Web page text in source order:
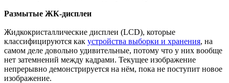
Размытые ЖК-дисплеи
Жидкокристаллические дисплеи (LCD), которые
классифицируются как устройства выборки и хранения, на
самом деле довольно удивительные, потому что у них вообще
нет затемнений между кадрами. Текущее изображение
непрерывно демонстрируется на нём, пока не поступит новое
изображение.